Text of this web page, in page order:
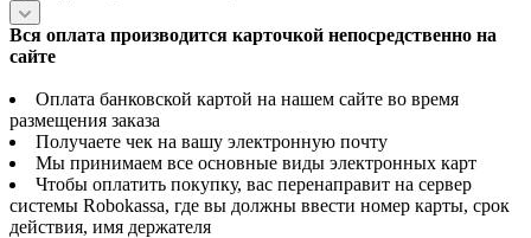
Вся оплата производится карточкой непосредственно на
сайте
Оплата банковской картой на нашем сайте во время
размещения заказа
Получаете чек на вашу электронную почту
Мы принимаем все основные виды электронных карт
Чтобы оплатить покупку, вас перенаправит на сервер
системы Robokassa, где вы должны ввести номер карты, срок
действия, имя держателя